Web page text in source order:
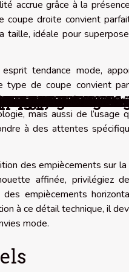
accrue grâce à la
coupe droite convient
idéale pour
tendance mode,
type de coupe convient
parties de leur
mais aussi de l’usage
à des attentes
des empiècements sur
affinée, privilégiez
empiècements
à ce détail technique, il
mode.
amies
espace de vie ?
?
façade ?
aux relations
bien-être
l'été?
? ?
votre habitat ?
vous devez
événement ?
idéales
la différence !
des événements
pour enfants
en crise
influencer
qualifié
rechargeable ?
?
en cas
?
faut-il savoir ?
un ?
ligne ?
bébé
et critères de
professionnelles
? ?? ?
?
?